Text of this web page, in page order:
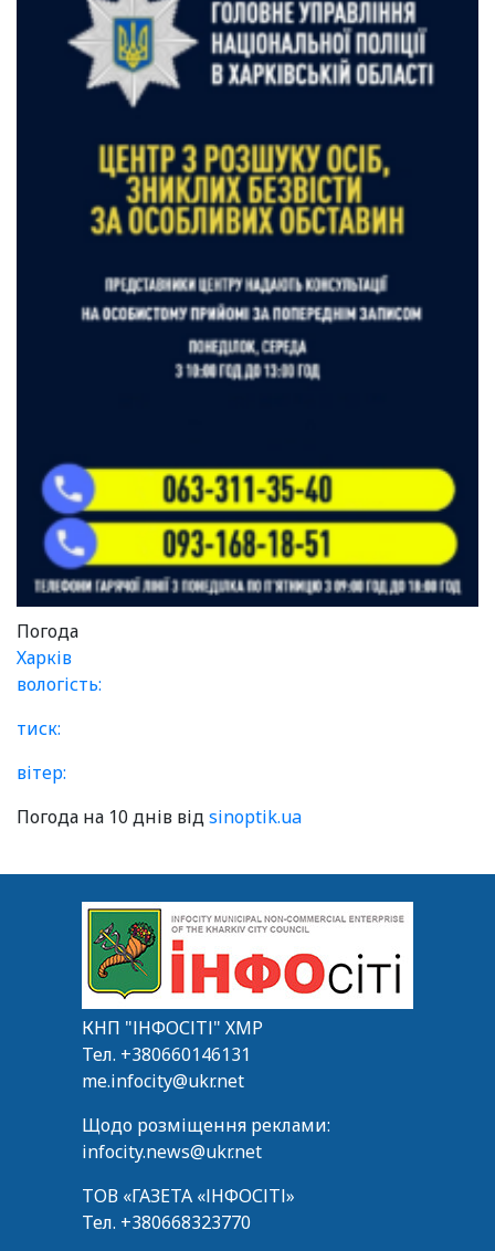
Погода
Харків
вологість:
тиск:
вітер:
Погода на 10 днів відsinoptik.ua
КНП "ІНФОСІТІ" ХМР
Тел. +380660146131
me.infocity@ukr.net
Щодо розміщення реклами:
infocity.news@ukr.net
ТОВ «ГАЗЕТА «ІНФОСІТІ»
Тел. +380668323770